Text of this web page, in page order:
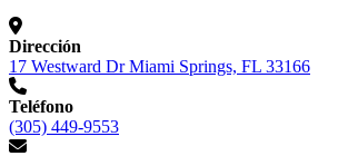
Dirección
17 Westward Dr Miami Springs, FL 33166
Teléfono
(305) 449-9553